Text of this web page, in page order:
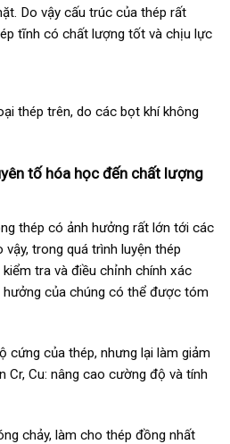
Do vậy cấu trúc của thép rất
tĩnh có chất lượng tốt và chịu lực
thép trên, do các bọt khí không
tố hóa học đến chất lượng
thép có ảnh hưởng rất lớn tới các
trong quá trình luyện thép
tra và điều chỉnh chính xác
hưởng của chúng có thể được tóm
cứng của thép, nhưng lại làm giảm
Cr, Cu: nâng cao cường độ và tính
chảy, làm cho thép đồng nhất